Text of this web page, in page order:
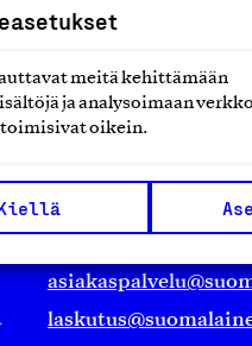
meitä kehittämään
ja analysoimaan
toimisivat oikein.
Suomalainen työ ry
00130 Helsinki